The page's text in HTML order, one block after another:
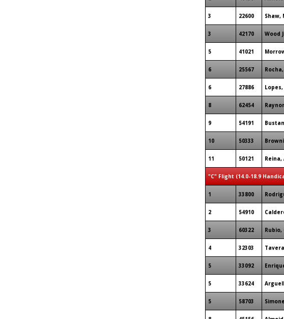
3 22600 Shaw,
3 42170 Wood
5 41021
6 25567
6 27886
8 62454
9 54191
10 50333
11 50121
"C" Flight (14.0-18.9
1 33800
2 54910
3 60322 Rubio,
4 32303
5 33092
5 33624
5 58703